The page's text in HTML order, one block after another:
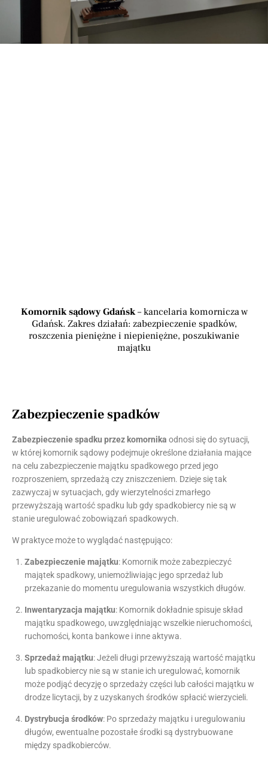
Komornik sądowy Gdańsk– kancelaria komornicza w
Gdańsk. Zakres działań: zabezpieczenie spadków,
roszczenia pieniężne i niepieniężne, poszukiwanie
majątku
Zabezpieczenie spadków
Zabezpieczenie spadku przez komornika odnosi się do sytuacji,
w której komornik sądowy podejmuje określone działania mające
na celu zabezpieczenie majątku spadkowego przed jego
rozproszeniem, sprzedażą czy zniszczeniem. Dzieje się tak
zazwyczaj w sytuacjach, gdy wierzytelności zmarłego
przewyższają wartość spadku lub gdy spadkobiercy nie są w
stanie uregulować zobowiązań spadkowych.
W praktyce może to wyglądać następująco:
Zabezpieczenie majątku: Komornik może zabezpieczyć
majątek spadkowy, uniemożliwiając jego sprzedaż lub
przekazanie do momentu uregulowania wszystkich długów.
Inwentaryzacja majątku: Komornik dokładnie spisuje skład
majątku spadkowego, uwzględniając wszelkie nieruchomości,
ruchomości, konta bankowe i inne aktywa.
Sprzedaż majątku: Jeżeli długi przewyższają wartość majątku
lub spadkobiercy nie są w stanie ich uregulować, komornik
może podjąć decyzję o sprzedaży części lub całości majątku w
drodze licytacji, by z uzyskanych środków spłacić wierzycieli.
Dystrybucja środków: Po sprzedaży majątku i uregulowaniu
długów, ewentualne pozostałe środki są dystrybuowane
między spadkobierców.